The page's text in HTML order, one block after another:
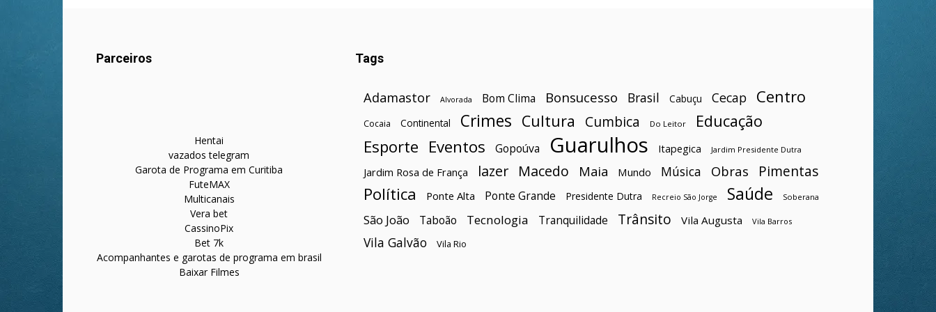
Parceiros
Hentai
vazados telegram
Garota de Programa em Curitiba
FuteMAX
Multicanais
Vera bet
CassinoPix
Bet 7k
Acompanhantes e garotas de programa em brasil
Baixar Filmes
Tags
Adamastor Alvorada Bom Clima Bonsucesso Brasil Cabuçu Cecap Centro
Cocaia Continental Crimes Cultura Cumbica Do Leitor Educação
Esporte Eventos Gopoúva Guarulhos Itapegica Jardim Presidente Dutra
Jardim Rosa de França lazer Macedo Maia Mundo Música Obras Pimentas
Política Ponte Alta Ponte Grande Presidente Dutra Recreio São Jorge Saúde Soberana
São João Taboão Tecnologia Tranquilidade Trânsito Vila Augusta Vila Barros
Vila Galvão Vila Rio